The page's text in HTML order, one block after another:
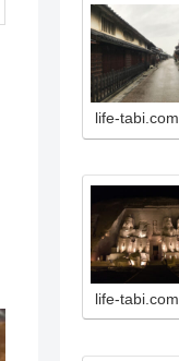
life-tabi.com
life-tabi.com